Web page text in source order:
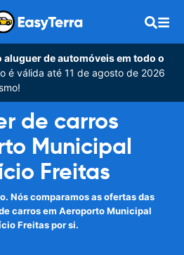
aluguer de automóveis em todo o
é válida até 11 de agosto de 2026
de carros
Municipal
Freitas
Nós comparamos as ofertas das
carros em Aeroporto Municipal
Freitas por si.